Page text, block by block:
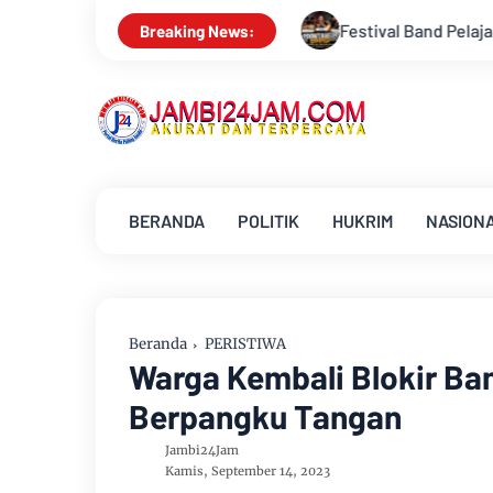
Breaking News:
Festival Band Pelajar dan Mahasiswa OJK Provinsi
BERANDA POLITIK HUKRIM
Beranda PERISTIWA
Warga Kembali Blokir
Berpangku Tangan
Jambi24Jam
Kamis, September 14, 2023